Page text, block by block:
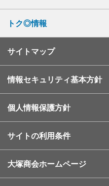
トク◎情報
サイトマップ
情報セキュリティ基本方針
個人情報保護方針
サイトの利用条件
大塚商会ホームページ